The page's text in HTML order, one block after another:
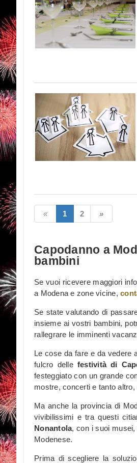
1 2
Capodanno a
bambini
Se vuoi ricevere maggiori
a Modena e zone vicine,
Se state valutando di
insieme ai vostri bambini,
rallegrare le imminenti
Le cose da fare e da vedere
fulcro delle festività di
festeggiato con un grande
mostre, concerti e tanto
Ma anche la provincia di
vivibilissimi e tra questi
Nonantola, con i suoi
Modenese.
Prima di scegliere la